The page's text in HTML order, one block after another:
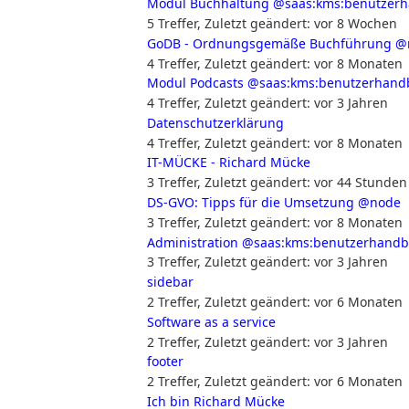
5 Treffer, Zuletzt geändert: vor 8 Wochen
GoDB - Ordnungsgemäße Buchführung
4 Treffer, Zuletzt geändert: vor 8 Monaten
Modul Podcasts
4 Treffer, Zuletzt geändert: vor 3 Jahren
Datenschutzerklärung
4 Treffer, Zuletzt geändert: vor 8 Monaten
IT-MÜCKE - Richard Mücke
3 Treffer, Zuletzt geändert: vor 44 Stunden
DS-GVO: Tipps für die Umsetzung @node
3 Treffer, Zuletzt geändert: vor 8 Monaten
Administration
3 Treffer, Zuletzt geändert: vor 3 Jahren
sidebar
2 Treffer, Zuletzt geändert: vor 6 Monaten
Software as a service
2 Treffer, Zuletzt geändert: vor 3 Jahren
footer
2 Treffer, Zuletzt geändert: vor 6 Monaten
Ich bin Richard Mücke